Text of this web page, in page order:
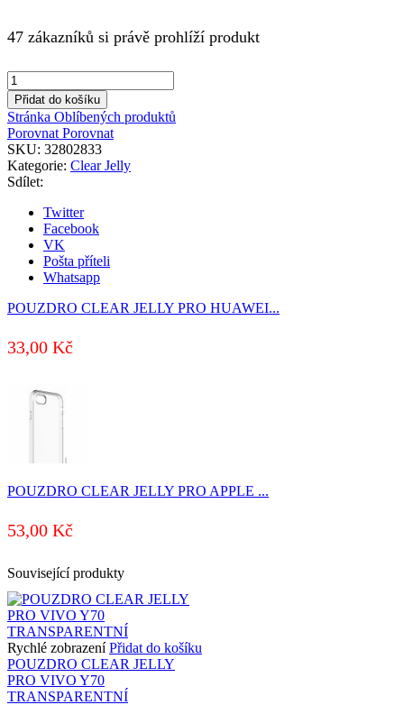
47 zákazníků si právě prohlíží produkt
POUZDRO
CLEAR
JELLY
PRO
APPLE
IPHONE
12/12
PRO
TRANSPARENTNÍ
množství
Přidat do košíku
Stránka Oblíbených produktů
Porovnat Porovnat
SKU: 32802833
Kategorie: Clear Jelly
Sdílet:
Twitter
Facebook
VK
Pošta příteli
Whatsapp
POUZDRO CLEAR JELLY PRO HUAWEI...
33,00 Kč
POUZDRO CLEAR JELLY PRO APPLE ...
53,00 Kč
Související produkty
Rychlé zobrazení Přidat do košíku
POUZDRO CLEAR JELLY
PRO VIVO Y70
TRANSPARENTNÍ